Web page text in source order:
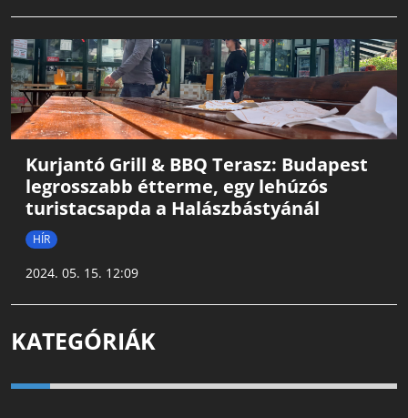
Kurjantó Grill & BBQ Terasz: Budapest
legrosszabb étterme, egy lehúzós
turistacsapda a Halászbástyánál
HÍR
2024. 05. 15. 12:09
KATEGÓRIÁK